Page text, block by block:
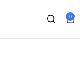
Search
0